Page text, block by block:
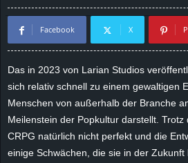
Facebook X
Das in 2023 von Larian Studios
sich relativ schnell zu einem gewaltigen
Menschen von außerhalb der Branche
Meilenstein der Popkultur darstellt. Trotz
CRPG natürlich nicht perfekt und die
einige Schwächen, die sie in der Zukunft